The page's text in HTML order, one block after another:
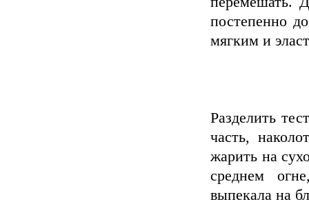
постепенно
мягким и
Разделить
часть,
жарить на
среднем
выпекала на